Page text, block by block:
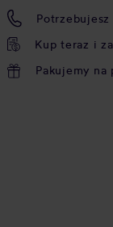
Kup teraz i
Pakujemy na